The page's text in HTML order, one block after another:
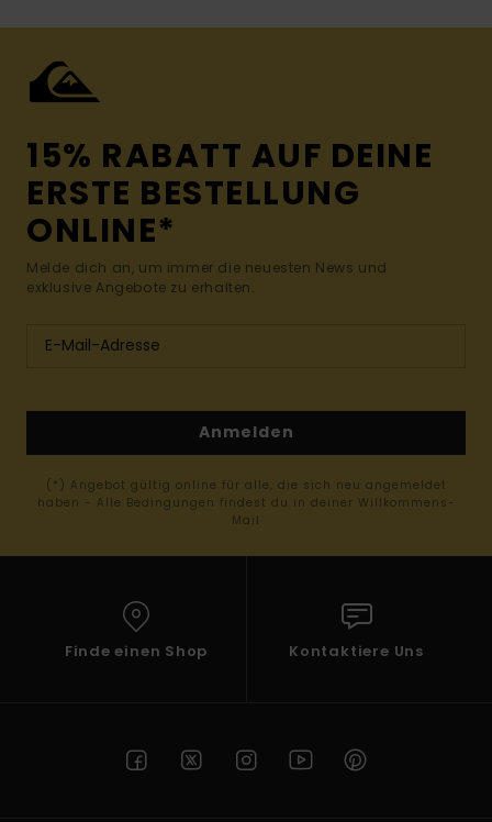
15% RABATT AUF DEINE
ERSTE BESTELLUNG
ONLINE*
Melde dich an, um immer die neuesten News und
exklusive Angebote zu erhalten.
Anmelden
(*) Angebot gültig online für alle, die sich neu angemeldet
haben - Alle Bedingungen findest du in deiner Willkommens-
Mail
Finde einen Shop Kontaktiere Uns